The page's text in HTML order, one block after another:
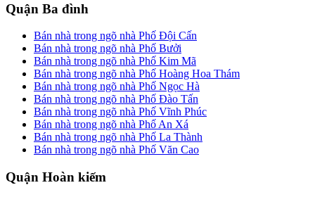
Quận Ba đình
Bán nhà trong ngõ nhà Phố Đội Cấn
Bán nhà trong ngõ nhà Phố Bưởi
Bán nhà trong ngõ nhà Phố Kim Mã
Bán nhà trong ngõ nhà Phố Hoàng Hoa Thám
Bán nhà trong ngõ nhà Phố Ngọc Hà
Bán nhà trong ngõ nhà Phố Đào Tấn
Bán nhà trong ngõ nhà Phố Vĩnh Phúc
Bán nhà trong ngõ nhà Phố An Xá
Bán nhà trong ngõ nhà Phố La Thành
Bán nhà trong ngõ nhà Phố Văn Cao
Quận Hoàn kiếm